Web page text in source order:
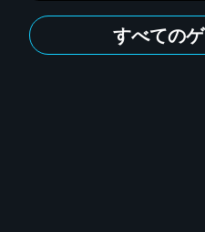
すべての